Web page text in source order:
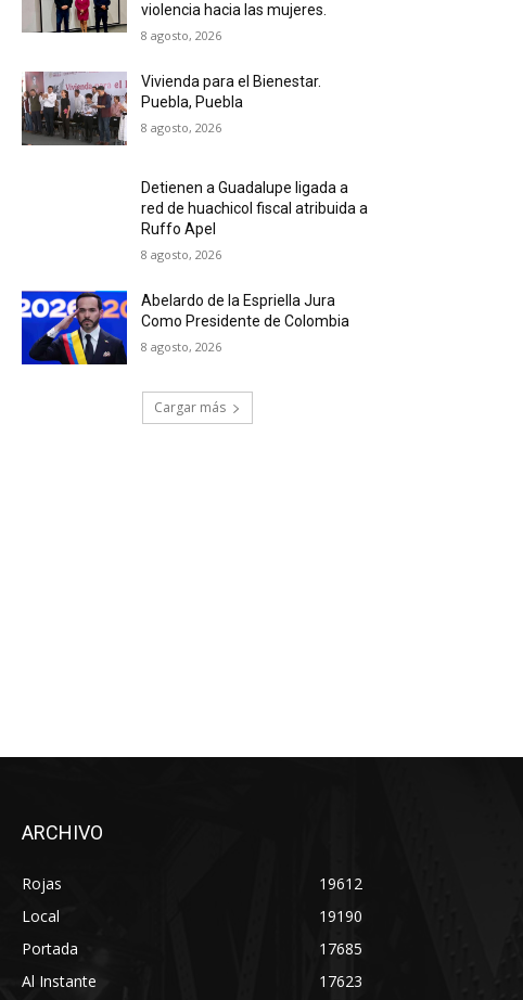
violencia hacia las mujeres.
8 agosto, 2026
Vivienda para el Bienestar.
Puebla, Puebla
8 agosto, 2026
Detienen a Guadalupe ligada a
red de huachicol fiscal atribuida a
Ruffo Apel
8 agosto, 2026
Abelardo de la Espriella Jura
Como Presidente de Colombia
8 agosto, 2026
Cargar más
ARCHIVO
Rojas
19612
Local
19190
Portada
17685
Al Instante
17623